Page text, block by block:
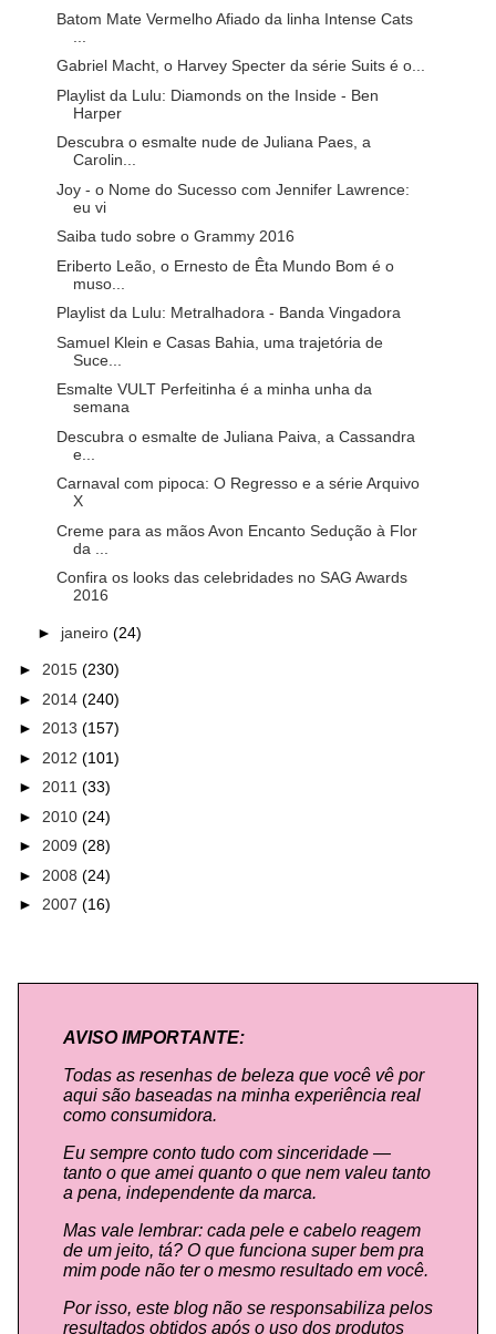
Batom Mate Vermelho Afiado da linha Intense Cats
Gabriel Macht, o Harvey Specter da série Suits é o...
Playlist da Lulu: Diamonds on the Inside - Ben
Harper
Descubra o esmalte nude de Juliana Paes, a
Carolin...
Joy - o Nome do Sucesso com Jennifer Lawrence:
eu vi
Saiba tudo sobre o Grammy 2016
Eriberto Leão, o Ernesto de Êta Mundo Bom é o
muso...
Playlist da Lulu: Metralhadora - Banda Vingadora
Samuel Klein e Casas Bahia, uma trajetória de
Suce...
Esmalte VULT Perfeitinha é a minha unha da
semana
Descubra o esmalte de Juliana Paiva, a Cassandra
e...
Carnaval com pipoca: O Regresso e a série Arquivo
X
Creme para as mãos Avon Encanto Sedução à Flor
da ...
Confira os looks das celebridades no SAG Awards
2016
► janeiro (24)
► 2015 (230)
► 2014 (240)
► 2013 (157)
► 2012 (101)
► 2011 (33)
► 2010 (24)
► 2009 (28)
► 2008 (24)
► 2007 (16)
AVISO IMPORTANTE:
Todas as resenhas de beleza que você vê por
aqui são baseadas na minha experiência real
como consumidora.
Eu sempre conto tudo com sinceridade —
tanto o que amei quanto o que nem valeu tanto
a pena, independente da marca.
Mas vale lembrar: cada pele e cabelo reagem
de um jeito, tá? O que funciona super bem pra
mim pode não ter o mesmo resultado em você.
Por isso, este blog não se responsabiliza pelos
resultados obtidos após o uso dos produtos